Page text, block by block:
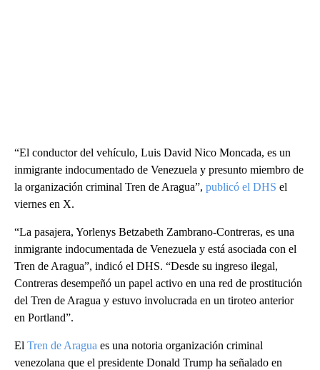
“El conductor del vehículo, Luis David Nico Moncada, es un
inmigrante indocumentado de Venezuela y presunto miembro de
la organización criminal Tren de Aragua”, publicó el DHS el
viernes en X.
“La pasajera, Yorlenys Betzabeth Zambrano-Contreras, es una
inmigrante indocumentada de Venezuela y está asociada con el
Tren de Aragua”, indicó el DHS. “Desde su ingreso ilegal,
Contreras desempeñó un papel activo en una red de prostitución
del Tren de Aragua y estuvo involucrada en un tiroteo anterior
en Portland”.
El Tren de Aragua es una notoria organización criminal
venezolana que el presidente Donald Trump ha señalado en